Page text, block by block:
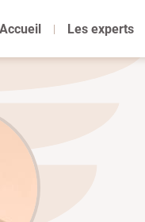
Accueil Les experts